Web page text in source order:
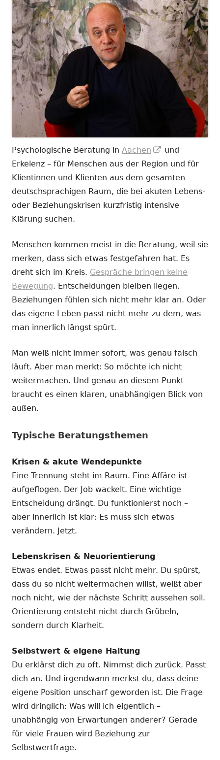
Psychologische Beratung in Aachen
In
neuem
Fenster
öffnen
und
Erkelenz – für Menschen aus der Region und für
Klientinnen und Klienten aus dem gesamten
deutschsprachigen Raum, die bei akuten Lebens-
oder Beziehungskrisen kurzfristig intensive
Klärung suchen.
Menschen kommen meist in die Beratung, weil sie
merken, dass sich etwas festgefahren hat. Es
dreht sich im Kreis. Gespräche bringen keine
Bewegung. Entscheidungen bleiben liegen.
Beziehungen fühlen sich nicht mehr klar an. Oder
das eigene Leben passt nicht mehr zu dem, was
man innerlich längst spürt.
Man weiß nicht immer sofort, was genau falsch
läuft. Aber man merkt: So möchte ich nicht
weitermachen. Und genau an diesem Punkt
braucht es einen klaren, unabhängigen Blick von
außen.
Typische Beratungsthemen
Krisen & akute Wendepunkte
Eine Trennung steht im Raum. Eine Affäre ist
aufgeflogen. Der Job wackelt. Eine wichtige
Entscheidung drängt. Du funktionierst noch –
aber innerlich ist klar: Es muss sich etwas
verändern. Jetzt.
Lebenskrisen & Neuorientierung
Etwas endet. Etwas passt nicht mehr. Du spürst,
dass du so nicht weitermachen willst, weißt aber
noch nicht, wie der nächste Schritt aussehen soll.
Orientierung entsteht nicht durch Grübeln,
sondern durch Klarheit.
Selbstwert & eigene Haltung
Du erklärst dich zu oft. Nimmst dich zurück. Passt
dich an. Und irgendwann merkst du, dass deine
eigene Position unscharf geworden ist. Die Frage
wird dringlich: Was will ich eigentlich –
unabhängig von Erwartungen anderer? Gerade
für viele Frauen wird Beziehung zur
Selbstwertfrage.